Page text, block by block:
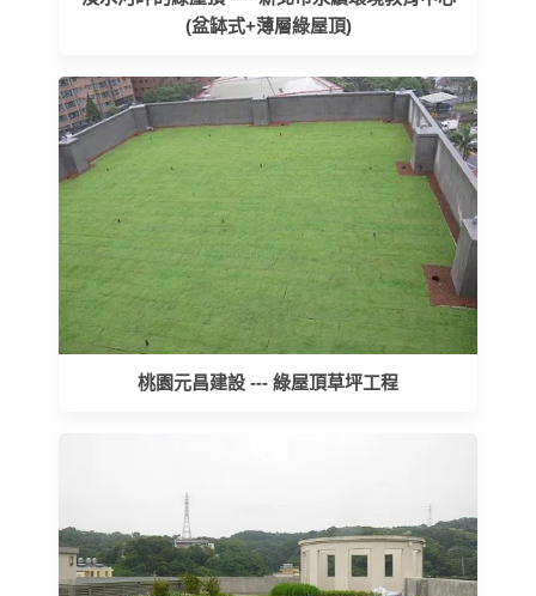
(盆缽式+薄層綠屋頂)
桃園元昌建設 --- 綠屋頂草坪工程